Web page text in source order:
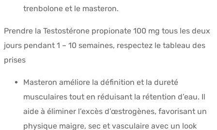
trenbolone et le masteron.
Prendre la Testostérone propionate 100 mg tous les deux
jours pendant 1 – 10 semaines, respectez le tableau des
prises
Masteron améliore la définition et la dureté
musculaires tout en réduisant la rétention d’eau. Il
aide à éliminer l’excès d’œstrogènes, favorisant un
physique maigre, sec et vasculaire avec un look